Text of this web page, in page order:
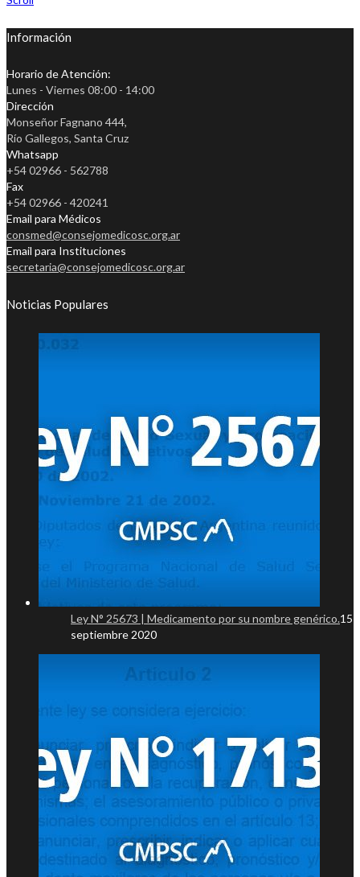
Información
Horario de Atención:
Lunes - Viernes 08:00 - 14:00
Dirección
Monseñor Fagnano 444,
Río Gallegos, Santa Cruz
Whatsapp
+54 02966 - 562788
Fax
+54 02966 - 420241
Email para Médicos
consmed@consejomedicosc.org.ar
Email para Instituciones
secretaria@consejomedicosc.org.ar
Noticias Populares
Ley N° 25673 | Medicamento por su nombre genérico.15
septiembre 2020